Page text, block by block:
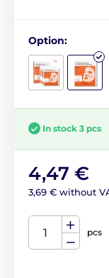
Option:
In stock 3 pcs
4,47 €
3,69 € without
pcs